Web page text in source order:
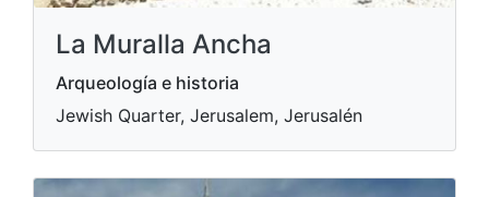
La Muralla Ancha
Arqueología e historia
Jewish Quarter, Jerusalem, Jerusalén